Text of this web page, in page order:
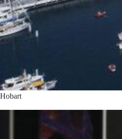
Hobart